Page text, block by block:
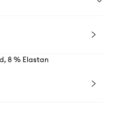
8 % Elastan